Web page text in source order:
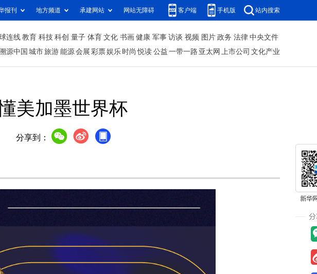
报刊 地方频道 承建网站 网站无障碍 客户端 手机版 站内搜索
连线 教育 科技 科创 量子 体育 文化 书画 健康 军事 访谈 视频 图片 政务 法律 中央文件
源中国 城市旅游 能源 会展 彩票娱乐 时尚 悦读 公益 一带一路 亚太网 上市公司 文化产业
美加墨世界杯
分享到：